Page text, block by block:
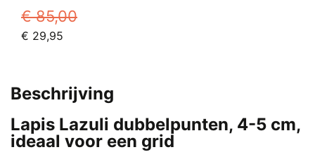
€85,00
Oorspronkelijke
€ 85,00.
€ 29,95
€ 29,95.
Beschrijving
Lapis Lazuli dubbelpunten, 4-5 cm,
ideaal voor een grid